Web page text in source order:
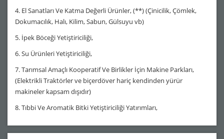
4. El Sanatları Ve Katma Değerli Ürünler, (**) (Çinicilik, Çömlek,
Dokumacılık, Halı, Kilim, Sabun, Gülsuyu vb)
5. İpek Böceği Yetiştiriciliği,
6. Su Ürünleri Yetiştiriciliği,
7. Tarımsal Amaçlı Kooperatif Ve Birlikler İçin Makine Parkları,
(Elektrikli Traktörler ve biçerdöver hariç kendinden yürür
makineler kapsam dışıdır)
8. Tıbbi Ve Aromatik Bitki Yetiştiriciliği Yatırımları,